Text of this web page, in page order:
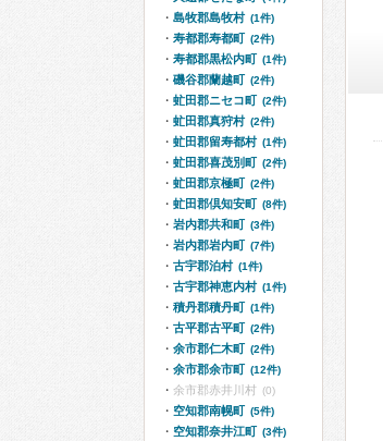
島牧郡島牧村 (1件)
寿都郡寿都町 (2件)
寿都郡黒松内町 (1件)
磯谷郡蘭越町 (2件)
虻田郡ニセコ町 (2件)
虻田郡真狩村 (2件)
虻田郡留寿都村 (1件)
虻田郡喜茂別町 (2件)
虻田郡京極町 (2件)
虻田郡倶知安町 (8件)
岩内郡共和町 (3件)
岩内郡岩内町 (7件)
古宇郡泊村 (1件)
古宇郡神恵内村 (1件)
積丹郡積丹町 (1件)
古平郡古平町 (2件)
余市郡仁木町 (2件)
余市郡余市町 (12件)
余市郡赤井川村 (0)
空知郡南幌町 (5件)
空知郡奈井江町 (3件)